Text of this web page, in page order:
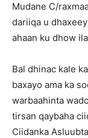
Mudane C/
dariiqa u
ahaan ku dhow
Bal dhinac kale
baxayo ama ka
warbaahinta
tirsan qaybaha
Ciidanka